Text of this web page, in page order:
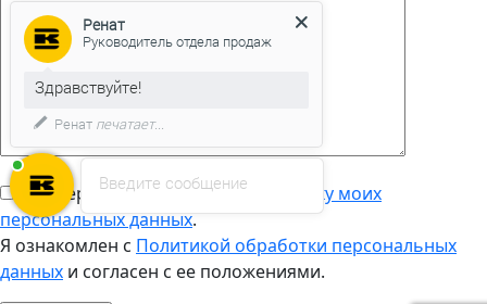
Подтверждаюсогласие на обработку моих
персональных данных.
Я ознакомлен с Политикой обработки персональных
данных и согласен с ее положениями.
Введите сообщение
Ренат
Руководитель отдела продаж
Здравствуйте!
Ренатпечатает...